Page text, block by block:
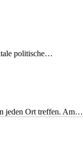
politische…
jeden Ort treffen. Am…